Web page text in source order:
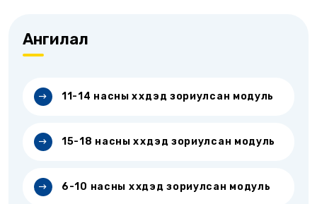
Ангилал
11-14 насны хүүхдэд зориулсан модуль
15-18 насны хүүхдэд зориулсан модуль
6-10 насны хүүхдэд зориулсан модуль